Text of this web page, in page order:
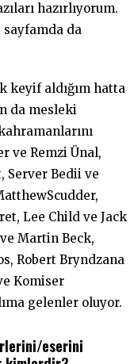
hazırlıyorum.
sayfamda da
keyif aldığım hatta
da mesleki
ve Remzi Ünal,
Server Bedii ve
Lee Child ve Jack
Martin Beck,
Robert Bryndzana
Komiser
gelenler oluyor.
eserini